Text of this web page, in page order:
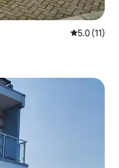
5 पैकी 5.0
5.0 (11)